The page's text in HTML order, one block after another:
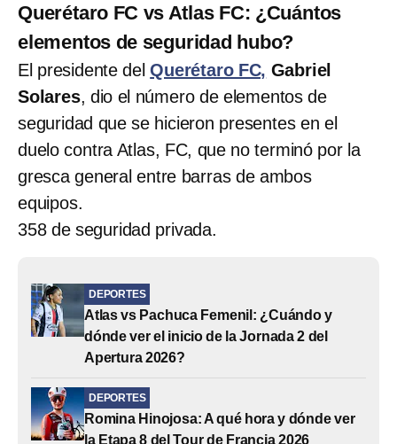
Querétaro FC vs Atlas FC: ¿Cuántos
elementos de seguridad hubo?
El presidente delQuerétaro FC, Gabriel
Solares, dio el número de elementos de
seguridad que se hicieron presentes en el
duelo contra Atlas, FC, que no terminó por la
gresca general entre barras de ambos
equipos.
358 de seguridad privada.
DEPORTES
Atlas vs Pachuca Femenil: ¿Cuándo y
dónde ver el inicio de la Jornada 2 del
Apertura 2026?
DEPORTES
Romina Hinojosa: A qué hora y dónde ver
la Etapa 8 del Tour de Francia 2026